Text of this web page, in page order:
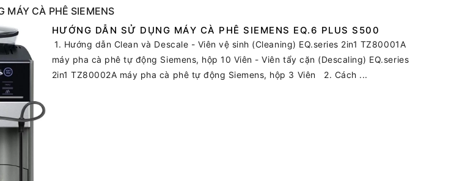
MÁY CÀ PHÊ SIEMENS
HƯỚNG DẪN SỬ DỤNG MÁY CÀ PHÊ SIEMENS EQ.6 PLUS S500
1. Hướng dẫn Clean và Descale - Viên vệ sinh (Cleaning) EQ.series 2in1 TZ80001A
máy pha cà phê tự động Siemens, hộp 10 Viên - Viên tẩy cặn (Descaling) EQ.series
2in1 TZ80002A máy pha cà phê tự động Siemens, hộp 3 Viên 2. Cách ...